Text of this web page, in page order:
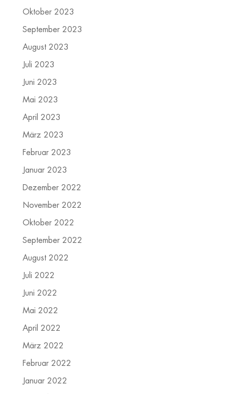
Oktober 2023
September 2023
August 2023
Juli 2023
Juni 2023
Mai 2023
April 2023
März 2023
Februar 2023
Januar 2023
Dezember 2022
November 2022
Oktober 2022
September 2022
August 2022
Juli 2022
Juni 2022
Mai 2022
April 2022
März 2022
Februar 2022
Januar 2022